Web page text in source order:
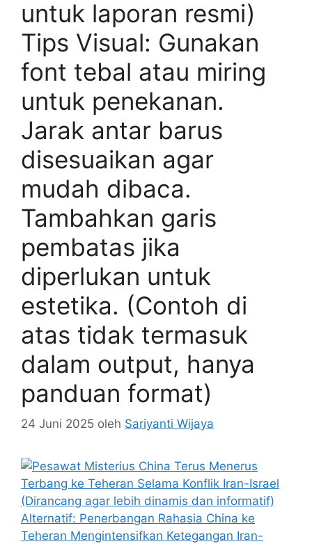
untuk laporan resmi)
Tips Visual: Gunakan
font tebal atau miring
untuk penekanan.
Jarak antar barus
disesuaikan agar
mudah dibaca.
Tambahkan garis
pembatas jika
diperlukan untuk
estetika. (Contoh di
atas tidak termasuk
dalam output, hanya
panduan format)
24 Juni 2025 oleh Sariyanti Wijaya